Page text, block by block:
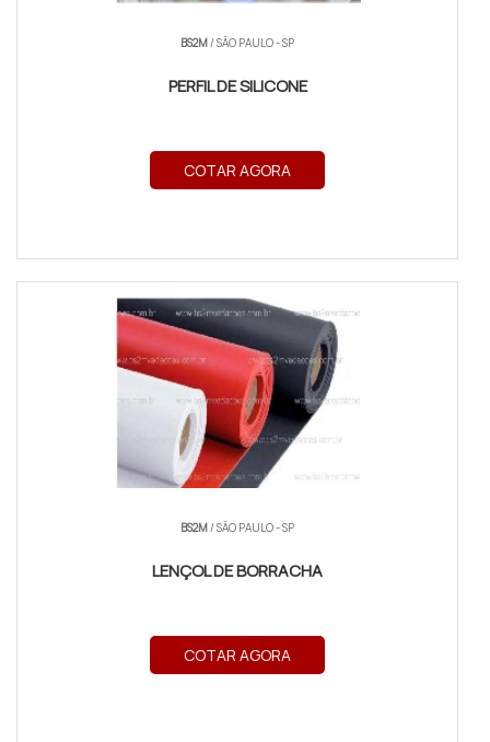
BS2M / SÃO PAULO - SP
PERFIL DE SILICONE
COTAR AGORA
BS2M / SÃO PAULO - SP
LENÇOL DE BORRACHA
COTAR AGORA